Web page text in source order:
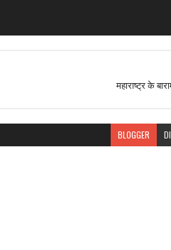
महाराष्ट्र के
BLOGGER